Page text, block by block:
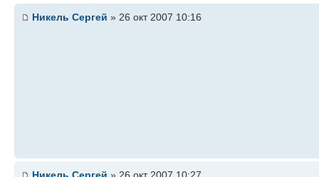
Никель Сергей » 26 окт 2007 10:16